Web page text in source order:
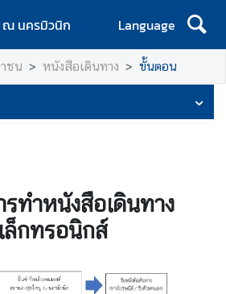
นครมิวนิก
Language
ชน หนังสือเดินทาง ขั้นตอน
ทำหนังสือเดินทาง
ล็กทรอนิกส์